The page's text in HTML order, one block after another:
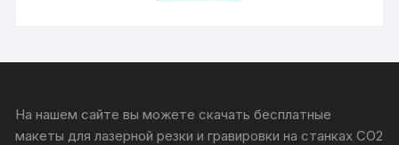
На нашем сайте вы можете скачать бесплатные
макеты для лазерной резки и гравировки на станках CO2